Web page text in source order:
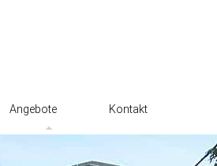
Angebote Kontakt